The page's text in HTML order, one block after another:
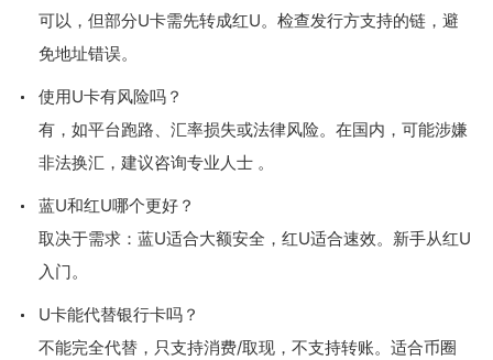
可以，但部分U卡需先转成红U。检查发行方支持的链，避
免地址错误。
使用U卡有风险吗？
有，如平台跑路、汇率损失或法律风险。在国内，可能涉嫌
非法换汇，建议咨询专业人士 。
蓝U和红U哪个更好？
取决于需求：蓝U适合大额安全，红U适合速效。新手从红U
入门。
U卡能代替银行卡吗？
不能完全代替，只支持消费/取现，不支持转账。适合币圈